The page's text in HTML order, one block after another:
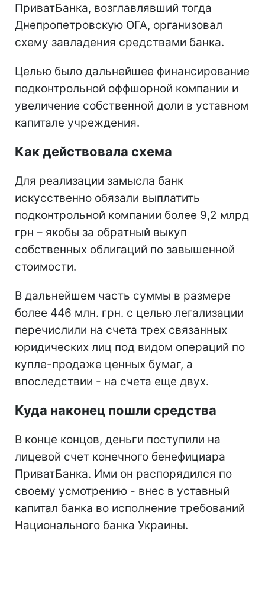
ПриватБанка, возглавлявший тогда
Днепропетровскую ОГА, организовал
схему завладения средствами банка.
Целью было дальнейшее финансирование
подконтрольной оффшорной компании и
увеличение собственной доли в уставном
капитале учреждения.
Как действовала схема
Для реализации замысла банк
искусственно обязали выплатить
подконтрольной компании более 9,2 млрд
грн – якобы за обратный выкуп
собственных облигаций по завышенной
стоимости.
В дальнейшем часть суммы в размере
более 446 млн. грн. с целью легализации
перечислили на счета трех связанных
юридических лиц под видом операций по
купле-продаже ценных бумаг, а
впоследствии - на счета еще двух.
Куда наконец пошли средства
В конце концов, деньги поступили на
лицевой счет конечного бенефициара
ПриватБанка. Ими он распорядился по
своему усмотрению - внес в уставный
капитал банка во исполнение требований
Национального банка Украины.